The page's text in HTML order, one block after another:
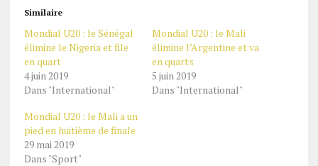
Similaire
Mondial U20 : le Sénégal
élimine le Nigeria et file
en quart
4 juin 2019
Dans "International"
Mondial U20 : le Mali
élimine l’Argentine et va
en quarts
5 juin 2019
Dans "International"
Mondial U20 : le Mali a un
pied en huitième de finale
29 mai 2019
Dans "Sport"